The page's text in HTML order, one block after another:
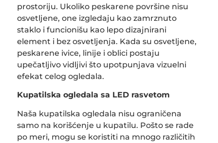
prostoriju. Ukoliko peskarene površine nisu
osvetljene, one izgledaju kao zamrznuto
staklo i funcionišu kao lepo dizajnirani
element i bez osvetljenja. Kada su osvetljene,
peskarene ivice, linije i oblici postaju
upečatljivo vidljivi što upotpunjava vizuelni
efekat celog ogledala.
Kupatilska ogledala sa LED rasvetom
Naša kupatilska ogledala nisu ograničena
samo na korišćenje u kupatilu. Pošto se rade
po meri, mogu se koristiti na mnogo različitih